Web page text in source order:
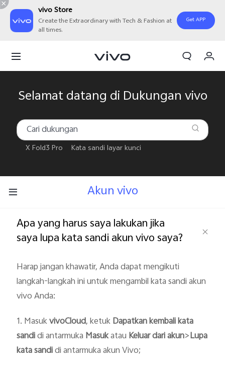
vivo Store
Create the Extraordinary with Tech & Fashion at
all times.
Get APP
Selamat datang di Dukungan vivo
X Fold3 Pro Kata sandi layar kunci
Akun vivo
Apa yang harus saya lakukan jika
saya lupa kata sandi akun vivo saya?
Harap jangan khawatir, Anda dapat mengikuti
langkah-langkah ini untuk mengambil kata sandi akun
vivo Anda:
1. MasukvivoCloud, ketukDapatkan kembali kata
sandidi antarmuka Masukatau Keluar dari akun>Lupa
kata sandidi antarmuka akun Vivo;